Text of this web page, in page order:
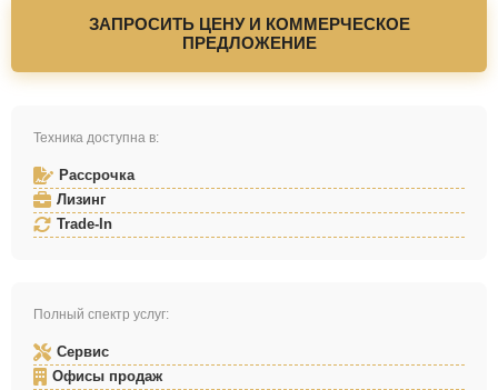
ЗАПРОСИТЬ ЦЕНУ И КОММЕРЧЕСКОЕ
ПРЕДЛОЖЕНИЕ
Техника доступна в:
Рассрочка
Лизинг
Trade-In
Полный спектр услуг:
Сервис
Офисы продаж